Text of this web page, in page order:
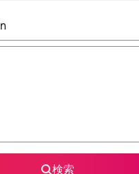
れたら、上下の矢印キーを
検索